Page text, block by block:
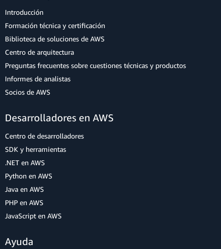
Introducción
Formación técnica y certificación
Biblioteca de soluciones de AWS
Centro de arquitectura
Preguntas frecuentes sobre cuestiones técnicas y productos
Informes de analistas
Socios de AWS
Desarrolladores en AWS
Centro de desarrolladores
SDK y herramientas
.NET en AWS
Python en AWS
Java en AWS
PHP en AWS
JavaScript en AWS
Ayuda